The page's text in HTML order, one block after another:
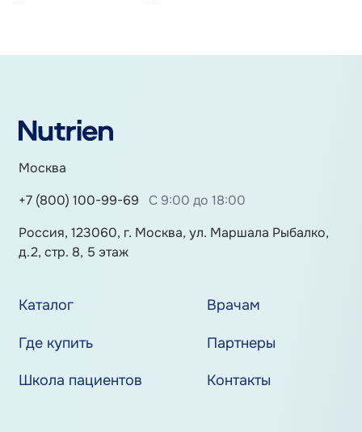
Москва
+7 (800) 100-99-69
С 9:00 до 18:00
Россия, 123060, г. Москва, ул. Маршала Рыбалко,
д.2, стр. 8, 5 этаж
Каталог
Врачам
Где купить
Партнеры
Школа пациентов
Контакты